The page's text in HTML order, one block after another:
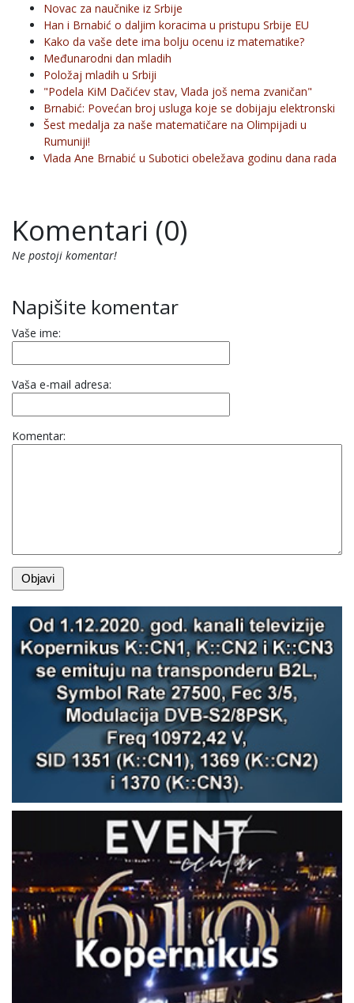
Novac za naučnike iz Srbije
Han i Brnabić o daljim koracima u pristupu Srbije EU
Kako da vaše dete ima bolju ocenu iz matematike?
Međunarodni dan mladih
Položaj mladih u Srbiji
"Podela KiM Dačićev stav, Vlada još nema zvaničan"
Brnabić: Povećan broj usluga koje se dobijaju elektronski
Šest medalja za naše matematičare na Olimpijadi u
Rumuniji!
Vlada Ane Brnabić u Subotici obeležava godinu dana rada
Komentari (0)
Ne postoji komentar!
Napišite komentar
Vaše ime:
Vaša e-mail adresa:
Komentar: